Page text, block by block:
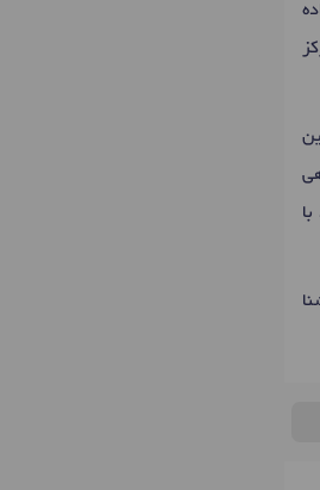
است که اولین